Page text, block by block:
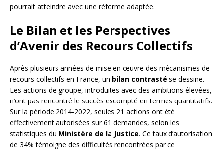
pourrait atteindre avec une réforme adaptée.
Le Bilan et les Perspectives
d’Avenir des Recours Collectifs
Après plusieurs années de mise en œuvre des mécanismes de
recours collectifs en France, un bilan contrasté se dessine.
Les actions de groupe, introduites avec des ambitions élevées,
n’ont pas rencontré le succès escompté en termes quantitatifs.
Sur la période 2014-2022, seules 21 actions ont été
effectivement autorisées sur 61 demandes, selon les
statistiques du Ministère de la Justice. Ce taux d’autorisation
de 34% témoigne des difficultés rencontrées par ce